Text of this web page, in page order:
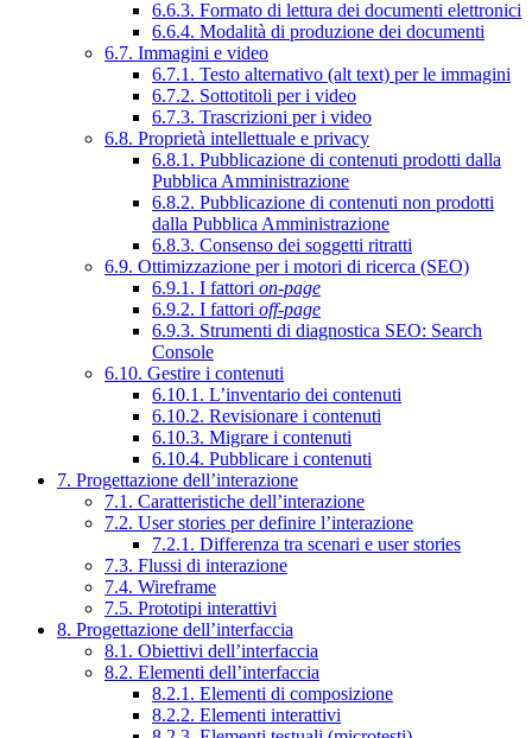
6.6.3. Formato di lettura dei documenti elettronici
6.6.4. Modalità di produzione dei documenti
6.7. Immagini e video
6.7.1. Testo alternativo (alt text) per le immagini
6.7.2. Sottotitoli per i video
6.7.3. Trascrizioni per i video
6.8. Proprietà intellettuale e privacy
6.8.1. Pubblicazione di contenuti prodotti dalla
Pubblica Amministrazione
6.8.2. Pubblicazione di contenuti non prodotti
dalla Pubblica Amministrazione
6.8.3. Consenso dei soggetti ritratti
6.9. Ottimizzazione per i motori di ricerca (SEO)
6.9.1. I fattori on-page
6.9.2. I fattori off-page
6.9.3. Strumenti di diagnostica SEO: Search
Console
6.10. Gestire i contenuti
6.10.1. L’inventario dei contenuti
6.10.2. Revisionare i contenuti
6.10.3. Migrare i contenuti
6.10.4. Pubblicare i contenuti
7. Progettazione dell’interazione
7.1. Caratteristiche dell’interazione
7.2. User stories per definire l’interazione
7.2.1. Differenza tra scenari e user stories
7.3. Flussi di interazione
7.4. Wireframe
7.5. Prototipi interattivi
8. Progettazione dell’interfaccia
8.1. Obiettivi dell’interfaccia
8.2. Elementi dell’interfaccia
8.2.1. Elementi di composizione
8.2.2. Elementi interattivi